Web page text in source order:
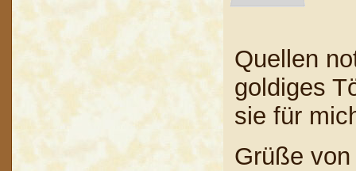
Quellen
goldiges
sie für
Grüße